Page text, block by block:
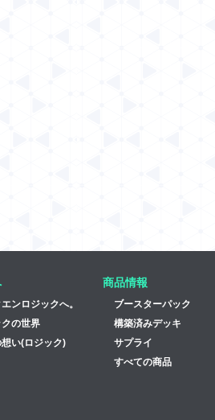
ンロジックへ。
の世界
い(ロジック)
商品情報
ブースターパック
構築済みデッキ
サプライ
すべての商品